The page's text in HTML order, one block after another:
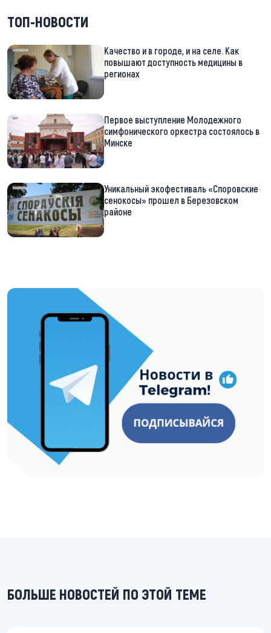
ТОП-НОВОСТИ
Качество и в городе, и на селе. Как
повышают доступность медицины в
регионах
Первое выступление Молодежного
симфонического оркестра состоялось в
Минске
Уникальный экофестиваль «Споровские
сенокосы» прошел в Березовском
районе
https://t.me/minskctvby
БОЛЬШЕ НОВОСТЕЙ ПО ЭТОЙ ТЕМЕ